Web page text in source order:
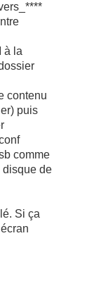
à la
contenu
puis
comme
disque de
Si ça